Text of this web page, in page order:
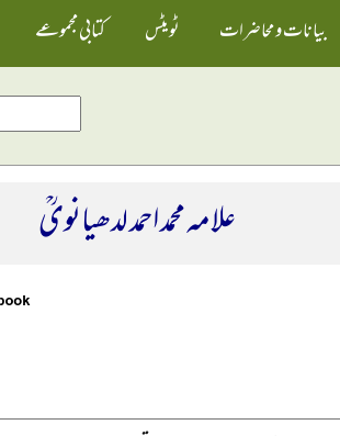
بیانات و محاضرات ٹویٹس کتابی مجموعے
علامہ محمد احمد لدھیانویؒ